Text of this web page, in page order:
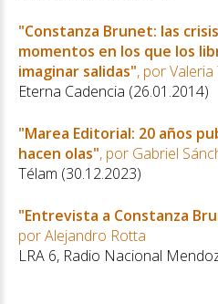
"Constanza Brunet: las
momentos en los que los
imaginar salidas", por
Eterna Cadencia (26.01.2014)
"Marea Editorial: 20 años
hacen olas", por Gabriel
Télam (30.12.2023)
"Entrevista a Constanza
por Alejandro Rotta
LRA 6, Radio Nacional